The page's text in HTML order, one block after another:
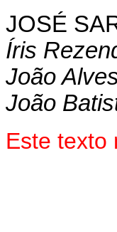
JOSÉ
Íris
João
João
Este texto